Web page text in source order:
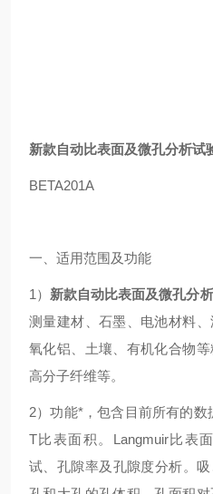
新款自动比表面及微孔分析试
BETA201A
一、适用范围及功能
1） 新款自动比表面及微孔分
测量建材、石墨、电池材料
氧化铝、土壤、有机化合物等
高分子纤维等。
2）功能*，包含目前所有的
T比表面积。Langmuir比表
试、孔隙率及孔隙度分析。